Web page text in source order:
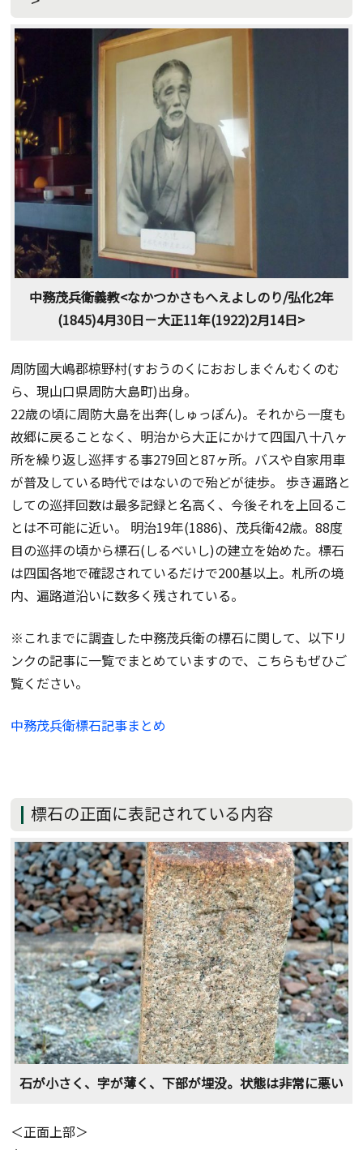
中務茂兵衛義教<なかつかさもへえよしのり/弘化2年
(1845)4月30日－大正11年(1922)2月14日>
周防國大嶋郡椋野村(すおうのくにおおしまぐんむくのむ
ら、現山口県周防大島町)出身。
22歳の頃に周防大島を出奔(しゅっぽん)。それから一度も
故郷に戻ることなく、明治から大正にかけて四国八十八ヶ
所を繰り返し巡拝する事279回と87ヶ所。バスや自家用車
が普及している時代ではないので殆どが徒歩。 歩き遍路と
しての巡拝回数は最多記録と名高く、今後それを上回るこ
とは不可能に近い。 明治19年(1886)、茂兵衛42歳。88度
目の巡拝の頃から標石(しるべいし)の建立を始めた。標石
は四国各地で確認されているだけで200基以上。札所の境
内、遍路道沿いに数多く残されている。
※これまでに調査した中務茂兵衛の標石に関して、以下リ
ンクの記事に一覧でまとめていますので、こちらもぜひご
覧ください。
中務茂兵衛標石記事まとめ
標石の正面に表記されている内容
石が小さく、字が薄く、下部が埋没。状態は非常に悪い
＜正面上部＞